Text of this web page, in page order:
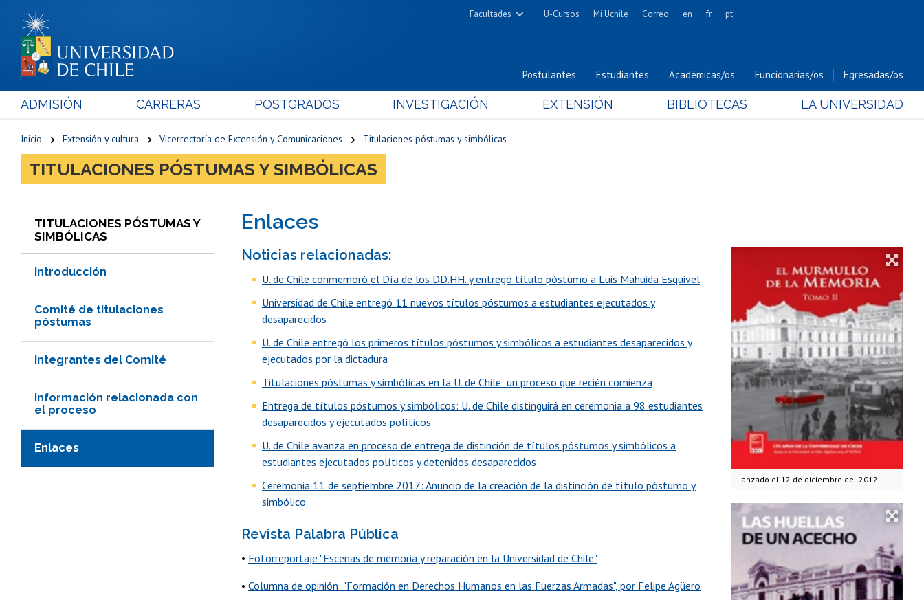
Facultades
Cs. Físicas y Matemáticas
Cs. Forestales y Conservación
Cs. Químicas y Farmacéuticas
Cs. Sociales
U-Cursos Mi Uchile Correo en fr pt
Postulantes Estudiantes Académicas/os Funcionarias/os Egresadas/os
ADMISIÓN CARRERAS POSTGRADOS INVESTIGACIÓN EXTENSIÓN BIBLIOTECAS LA UNIVERSIDAD
Inicio Extensión y cultura Vicerrectoría de Extensión y Comunicaciones Titulaciones póstumas y simbólicas
TITULACIONES PÓSTUMAS Y SIMBÓLICAS
TITULACIONES PÓSTUMAS Y
SIMBÓLICAS
Introducción
Comité de titulaciones
póstumas
Integrantes del Comité
Información relacionada con
el proceso
Enlaces
Enlaces
Lanzado el 12 de diciembre del 2012
Noticias relacionadas:
U. de Chile conmemoró el Día de los DD.HH. y entregó título póstumo a Luis Mahuida Esquivel
Universidad de Chile entregó 11 nuevos títulos póstumos a estudiantes ejecutados y
desaparecidos
U. de Chile entregó los primeros títulos póstumos y simbólicos a estudiantes desaparecidos y
ejecutados por la dictadura
Titulaciones póstumas y simbólicas en la U. de Chile: un proceso que recién comienza
Entrega de títulos póstumos y simbólicos: U. de Chile distinguirá en ceremonia a 98 estudiantes
desaparecidos y ejecutados políticos
U. de Chile avanza en proceso de entrega de distinción de títulos póstumos y simbólicos a
estudiantes ejecutados políticos y detenidos desaparecidos
Ceremonia 11 de septiembre 2017: Anuncio de la creación de la distinción de título póstumo y
simbólico
Revista Palabra Pública
• Fotorreportaje "Escenas de memoria y reparación en la Universidad de Chile"
• Columna de opinión: "Formación en Derechos Humanos en las Fuerzas Armadas", por Felipe Agüero